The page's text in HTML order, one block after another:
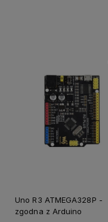
Uno R3 ATMEGA328P -
zgodna z Arduino